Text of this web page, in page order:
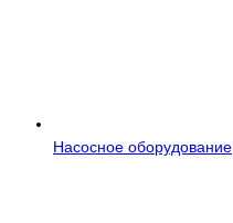
Насосное оборудование